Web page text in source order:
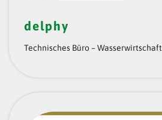
delphy
Technisches Büro – Wasserwirtschaft